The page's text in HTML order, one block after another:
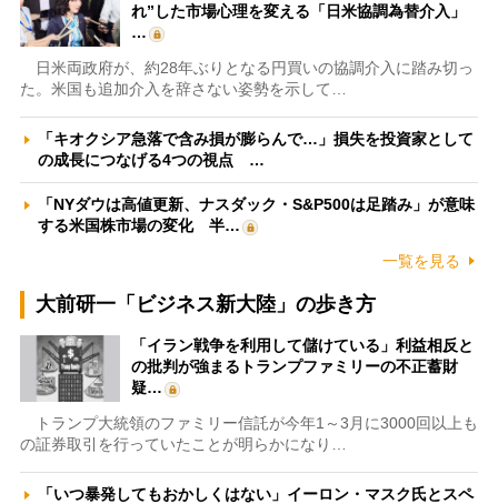
れ”した市場心理を変える「日米協調為替介入」
…
日米両政府が、約28年ぶりとなる円買いの協調介入に踏み切っ
た。米国も追加介入を辞さない姿勢を示して…
「キオクシア急落で含み損が膨らんで…」損失を投資家として
の成長につなげる4つの視点 …
「NYダウは高値更新、ナスダック・S&P500は足踏み」が意味
する米国株市場の変化 半…
一覧を見る
大前研一「ビジネス新大陸」の歩き方
「イラン戦争を利用して儲けている」利益相反と
の批判が強まるトランプファミリーの不正蓄財
疑…
トランプ大統領のファミリー信託が今年1～3月に3000回以上も
の証券取引を行っていたことが明らかになり…
「いつ暴発してもおかしくはない」イーロン・マスク氏とスペ